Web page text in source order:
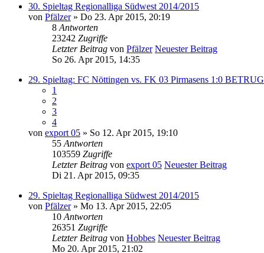
30. Spieltag Regionalliga Südwest 2014/2015
von Pfälzer» Do 23. Apr 2015, 20:19
8 Antworten
23242 Zugriffe
Letzter Beitrag von Pfälzer Neuester Beitrag
So 26. Apr 2015, 14:35
29. Spieltag: FC Nöttingen vs. FK 03 Pirmasens 1:0 BETRUG
1
2
3
4
von export 05 » So 12. Apr 2015, 19:10
55 Antworten
103559 Zugriffe
Letzter Beitrag von export 05 Neuester Beitrag
Di 21. Apr 2015, 09:35
29. Spieltag Regionalliga Südwest 2014/2015
von Pfälzer» Mo 13. Apr 2015, 22:05
10 Antworten
26351 Zugriffe
Letzter Beitrag von Hobbes Neuester Beitrag
Mo 20. Apr 2015, 21:02